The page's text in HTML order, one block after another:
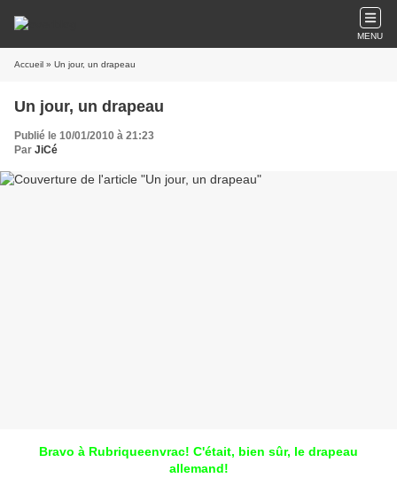
MENU
Accueil » Un jour, un drapeau
Un jour, un drapeau
Publié le 10/01/2010 à 21:23
Par JiCé
Bravo à Rubriqueenvrac! C'était, bien sûr, le drapeau
allemand!